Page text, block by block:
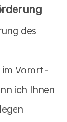
des
im Vorort-
ich Ihnen